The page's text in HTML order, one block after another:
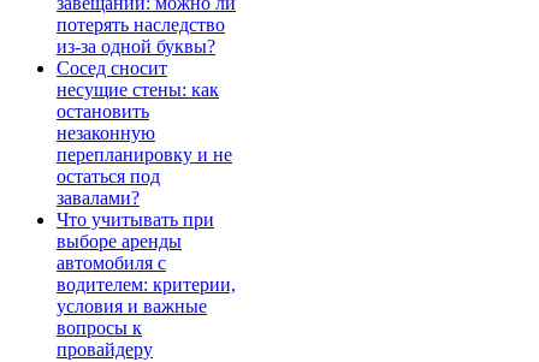
потерять наследство
из-за одной буквы?
Сосед сносит
несущие стены: как
остановить
незаконную
перепланировку и не
остаться под
завалами?
Что учитывать при
выборе аренды
автомобиля с
водителем: критерии,
условия и важные
вопросы к
провайдеру